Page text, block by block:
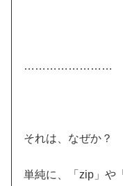
……………………
それは、なぜか？
単純に、「zip」や